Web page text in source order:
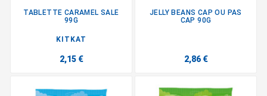
TABLETTE CARAMEL SALE
99G
KITKAT
2,15 €
JELLY BEANS CAP OU PAS
CAP 90G
2,86 €